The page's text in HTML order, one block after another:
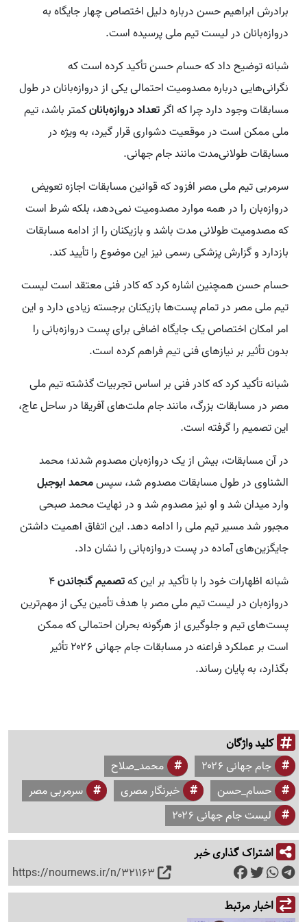
برادرش ابراهیم حسن درباره دلیل اختصاص چهار جایگاه به
دروازه‌بانان در لیست تیم ملی پرسیده است.
شبانه توضیح داد که حسام حسن تأکید کرده است که
نگرانی‌هایی درباره مصدومیت احتمالی یکی از دروازه‌بانان در طول
مسابقات وجود دارد چرا که اگرتعداد دروازه‌بانانکمتر باشد، تیم
ملی ممکن است در موقعیت دشواری قرار گیرد، به ویژه در
مسابقات طولانی‌مدت مانند جام جهانی.
سرمربی تیم ملی مصر افزود که قوانین مسابقات اجازه تعویض
دروازه‌بان را در همه موارد مصدومیت نمی‌دهد، بلکه شرط است
که مصدومیت طولانی مدت باشد و بازیکنان را از ادامه مسابقات
بازدارد و گزارش پزشکی رسمی نیز این موضوع را تأیید کند.
حسام حسن همچنین اشاره کرد که کادر فنی معتقد است لیست
تیم ملی مصر در تمام پست‌ها بازیکنان برجسته زیادی دارد و این
امر امکان اختصاص یک جایگاه اضافی برای پست دروازه‌بانی را
بدون تأثیر بر نیازهای فنی تیم فراهم کرده است.
شبانه تأکید کرد که کادر فنی بر اساس تجربیات گذشته تیم ملی
مصر در مسابقات بزرگ، مانند جام ملت‌های آفریقا در ساحل عاج،
این تصمیم را گرفته است.
در آن مسابقات، بیش از یک دروازه‌بان مصدوم شدند؛ محمد
الشناوی در طول مسابقات مصدوم شد، سپسمحمد ابوجبل
وارد میدان شد و او نیز مصدوم شد و در نهایت محمد صبحی
مجبور شد مسیر تیم ملی را ادامه دهد. این اتفاق اهمیت داشتن
جایگزین‌های آماده در پست دروازه‌بانی را نشان داد.
شبانه اظهارات خود را با تأکید بر این کهتصمیم گنجاندن۴
دروازه‌بان در لیست تیم ملی مصر با هدف تأمین یکی از مهم‌ترین
پست‌های تیم و جلوگیری از هرگونه بحران احتمالی که ممکن
است بر عملکرد فراعنه در مسابقات جام جهانی ۲۰۲۶ تأثیر
بگذارد، به پایان رساند.
کلید واژگان
جام جهانی ۲۰۲۶
محمد_صلاح
حسام_حسن
خبرنگار مصری
سرمربی مصر
لیست جام جهانی ۲۰۲۶
اشتراک گذاری خبر
https://nournews.ir/n/321163
اخبار مرتبط